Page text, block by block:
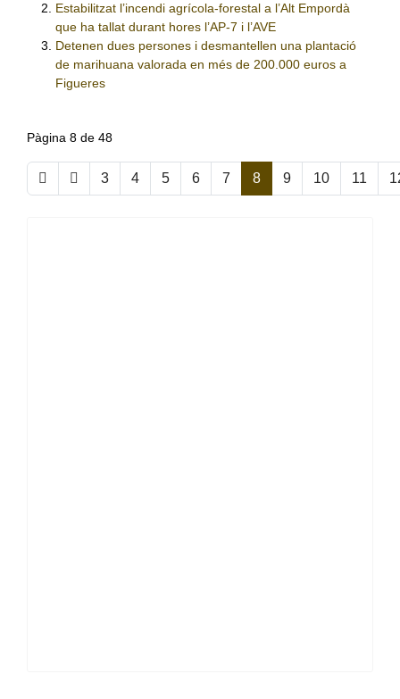
Estabilitzat l’incendi agrícola-forestal a l’Alt Empordà
que ha tallat durant hores l’AP-7 i l’AVE
Detenen dues persones i desmantellen una plantació
de marihuana valorada en més de 200.000 euros a
Figueres
Pàgina 8 de 48
3 4 5 6 7 8 9 10 11